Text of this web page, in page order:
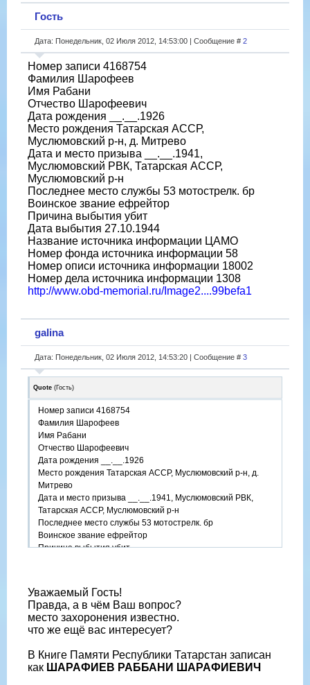
Гость
Дата: Понедельник, 02 Июля 2012, 14:53:00 | Сообщение # 2
Номер записи 4168754
Фамилия Шарофеев
Имя Рабани
Отчество Шарофеевич
Дата рождения __.__.1926
Место рождения Татарская АССР,
Муслюмовский р-н, д. Митрево
Дата и место призыва __.__.1941,
Муслюмовский РВК, Татарская АССР,
Муслюмовский р-н
Последнее место службы 53 мотострелк. бр
Воинское звание ефрейтор
Причина выбытия убит
Дата выбытия 27.10.1944
Название источника информации ЦАМО
Номер фонда источника информации 58
Номер описи источника информации 18002
Номер дела источника информации 1308
http://www.obd-memorial.ru/Image2....99befa1
galina
Дата: Понедельник, 02 Июля 2012, 14:53:20 | Сообщение # 3
Quote (Гость)
Номер записи 4168754
Фамилия Шарофеев
Имя Рабани
Отчество Шарофеевич
Дата рождения __.__.1926
Место рождения Татарская АССР, Муслюмовский р-н, д.
Митрево
Дата и место призыва __.__.1941, Муслюмовский РВК,
Татарская АССР, Муслюмовский р-н
Последнее место службы 53 мотострелк. бр
Воинское звание ефрейтор
Причина выбытия убит
Номер фонда источника информации 58
Номер описи источника информации 18002
Номер дела источника информации 1308
http://www.obd-memorial.ru/Image2....99befa1
Уважаемый Гость!
Правда, а в чём Ваш вопрос?
место захоронения известно.
что же ещё вас интересует?
В Книге Памяти Республики Татарстан записан
как ШАРАФИЕВ РАББАНИ ШАРАФИЕВИЧ